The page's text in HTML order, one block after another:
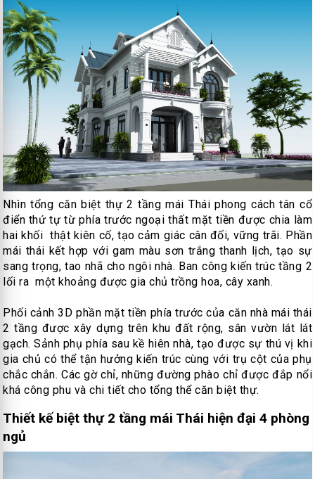
Nhìn tổng căn biệt thự 2 tầng mái Thái phong cách tân cổ
điển thứ tự từ phía trước ngoại thất mặt tiền được chia làm
hai khối thật kiên cố, tạo cảm giác cân đối, vững trãi. Phần
mái thái kết hợp với gam màu sơn trắng thanh lịch, tạo sự
sang trọng, tao nhã cho ngôi nhà. Ban công kiến trúc tầng 2
lối ra một khoảng được gia chủ trồng hoa, cây xanh.
Phối cảnh 3D phần mặt tiền phía trước của căn nhà mái thái
2 tầng được xây dựng trên khu đất rộng, sân vườn lát lát
gạch. Sảnh phụ phía sau kề hiên nhà, tạo được sự thú vị khi
gia chủ có thể tận hưởng kiến trúc cùng với trụ cột của phụ
chắc chắn. Các gờ chỉ, những đường phào chỉ được đắp nổi
khá công phu và chi tiết cho tổng thể căn biệt thự.
Thiết kế biệt thự 2 tầng mái Thái hiện đại 4 phòng
ngủ